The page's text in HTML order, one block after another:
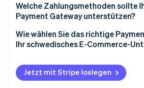
Zahlungsmethoden
Bezahlvorgang
Nutzererfahrung
Welche Zahlungsmethoden sollte
Payment Gateway unterstützen?
Kredit- und Debitkarten
„Jetzt kaufen, später bezahlen“
later)
Wie wählen Sie das richtige
Ihr schwedisches E-Commerce-
Die richtigen Zahlungsmethoden
Kundinnen/Kunden
Jetzt mit Stripe loslegen